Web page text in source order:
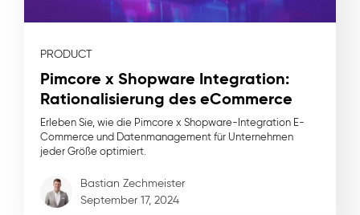
PRODUCT
Pimcore x Shopware Integration:
Rationalisierung des eCommerce
Erleben Sie, wie die Pimcore x Shopware-Integration E-
Commerce und Datenmanagement für Unternehmen
jeder Größe optimiert.
Bastian Zechmeister
September 17, 2024